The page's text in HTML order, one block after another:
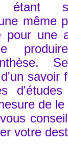
même
pour une
savoir
de
votre